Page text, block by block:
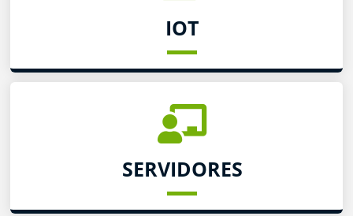
IOT
SERVIDORES